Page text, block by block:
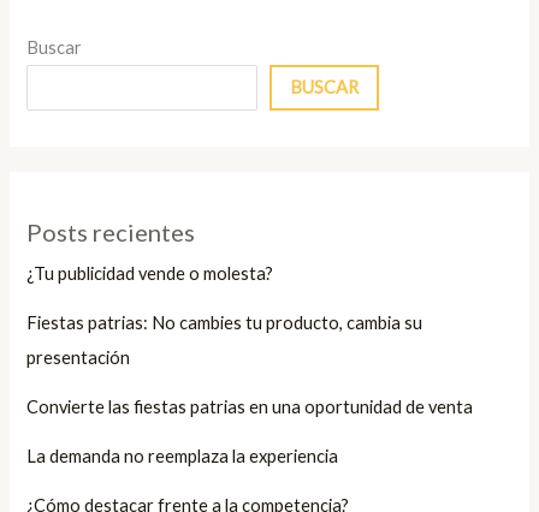
Buscar
BUSCAR
Posts recientes
¿Tu publicidad vende o molesta?
Fiestas patrias: No cambies tu producto, cambia su
presentación
Convierte las fiestas patrias en una oportunidad de venta
La demanda no reemplaza la experiencia
¿Cómo destacar frente a la competencia?